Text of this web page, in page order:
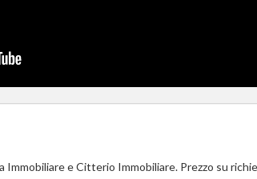
Immobiliare e Citterio Immobiliare. Prezzo su